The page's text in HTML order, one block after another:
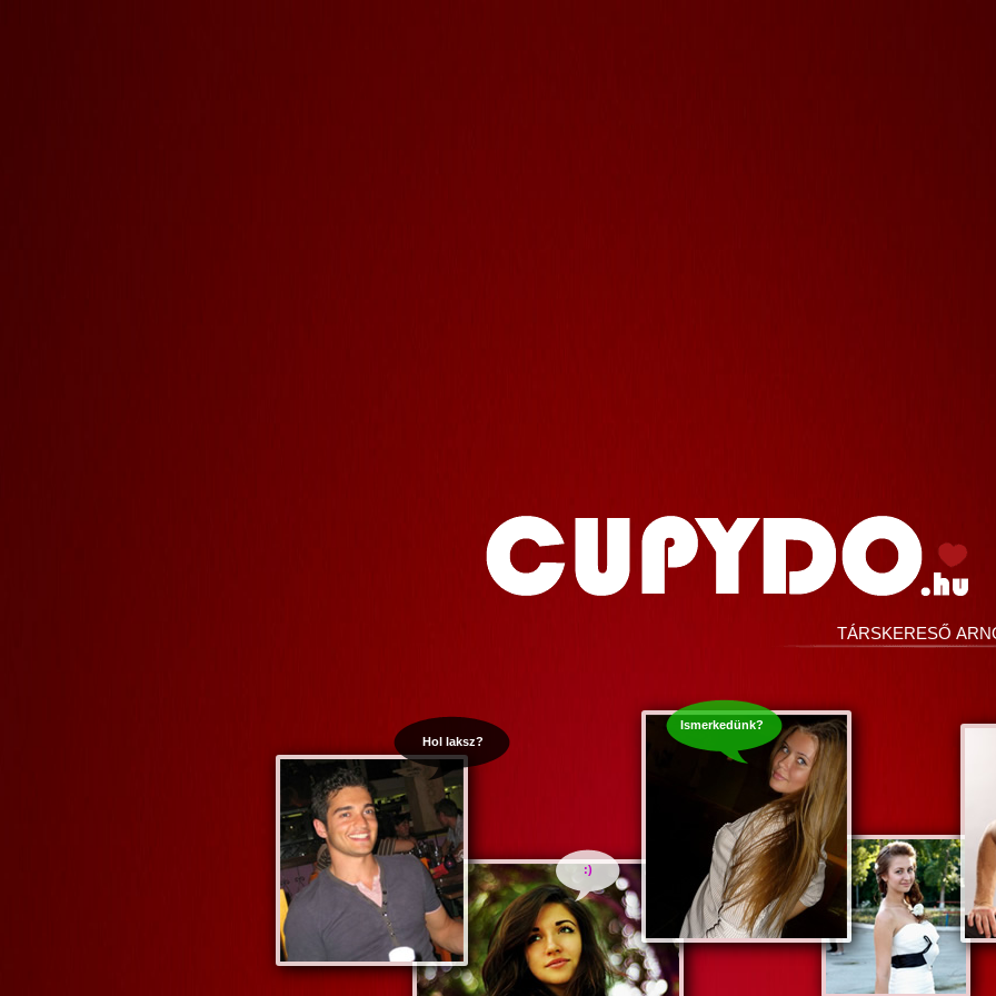
TÁRSKERESŐ
:)
Ismerkedünk?
Hol laksz?